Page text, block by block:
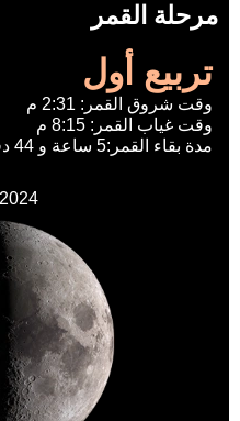
مرحلة القمر
تربيع أول
وقت شروق القمر: 2:31 م
وقت غياب القمر: 8:15 م
مدة بقاء القمر:5 ساعة و 44 دقيقة